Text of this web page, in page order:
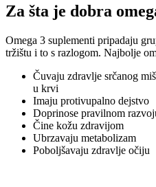
Za šta je dobra
Omega 3 suplementi pripadaju
tržištu i to s razlogom. Najbolje
Čuvaju zdravlje srčanog
u krvi
Imaju protivupalno dejstvo
Doprinose pravilnom
Čine kožu zdravijom
Ubrzavaju metabolizam
Poboljšavaju zdravlje očiju